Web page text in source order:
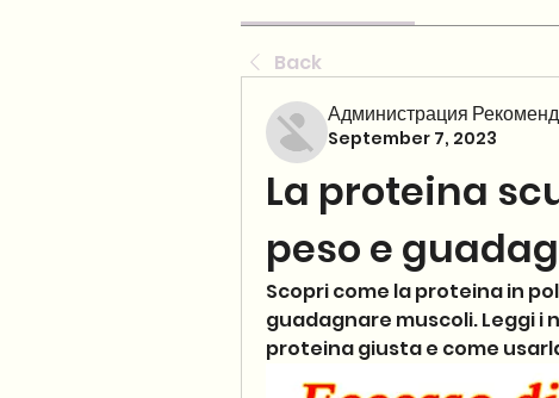
Back
Администрация
September 7, 2023
La proteina
peso e
Scopri come la proteina in
guadagnare muscoli. Leggi i
proteina giusta e come